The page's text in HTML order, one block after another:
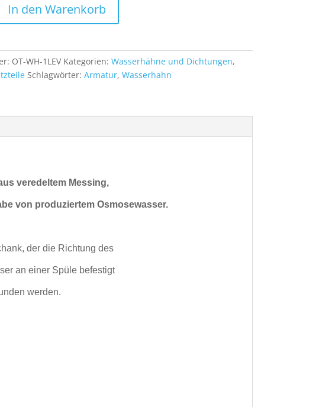
In den Warenkorb
OT-WH-1LEV Kategorien: Wasserhähne und Dichtungen,
Schlagwörter: Armatur, Wasserhahn
veredeltem Messing,
von produziertem Osmosewasser.
der die Richtung des
an einer Spüle befestigt
werden.